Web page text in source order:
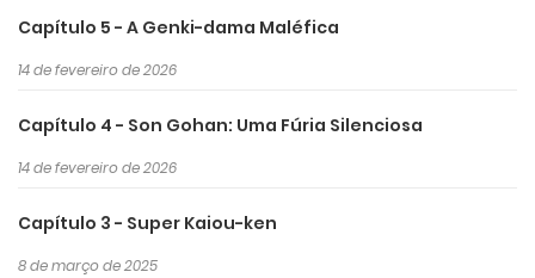
Capítulo 5 - A Genki-dama Maléfica
14 de fevereiro de 2026
Capítulo 4 - Son Gohan: Uma Fúria Silenciosa
14 de fevereiro de 2026
Capítulo 3 - Super Kaiou-ken
8 de março de 2025